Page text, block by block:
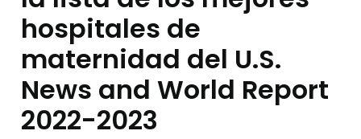
hospitales de
maternidad del U.S.
News and World Report
2022-2023